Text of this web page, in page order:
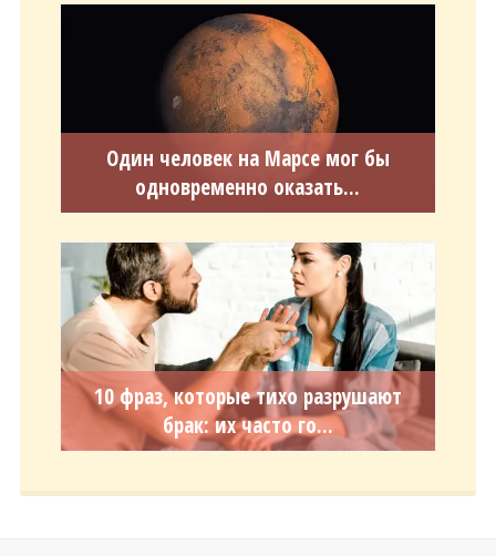
Один человек на Марсе мог бы
одновременно оказать...
10 фраз, которые тихо разрушают
брак: их часто го...